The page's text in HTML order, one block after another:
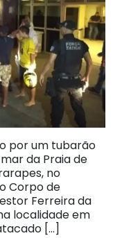
por um tubarão
da Praia de
no
Corpo de
Ferreira da
localidade em
[…]